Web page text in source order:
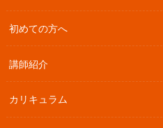
初めての方へ
講師紹介
カリキュラム